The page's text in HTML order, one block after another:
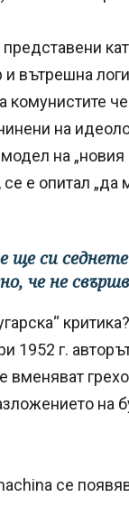
и вътрешна
комунистите
на
на
се е опитал
ще си
че не
1952 г.
вменяват
на
се